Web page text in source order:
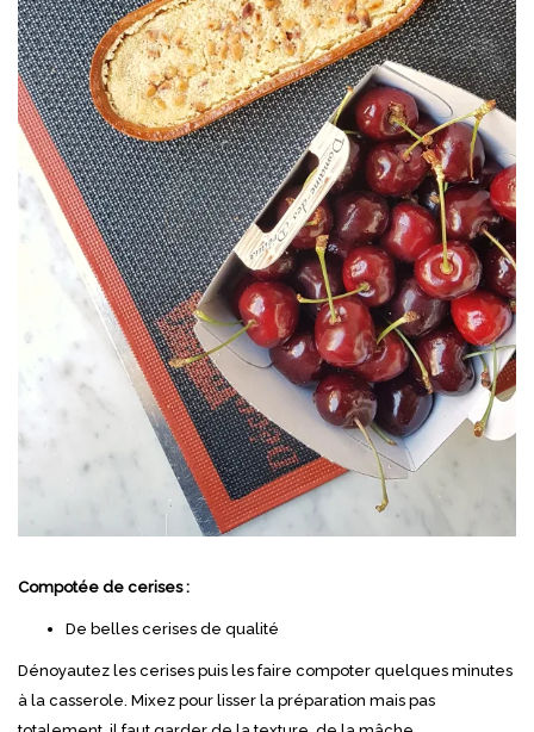
Compotée de cerises :
De belles cerises de qualité
Dénoyautez les cerises puis les faire compoter quelques minutes
à la casserole. Mixez pour lisser la préparation mais pas